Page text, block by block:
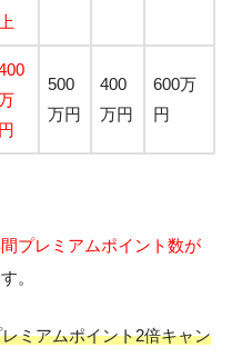
上
円
500
万円
400
万円
600万
円
プレミアムポイント数が
。
ミアムポイント2倍キャン